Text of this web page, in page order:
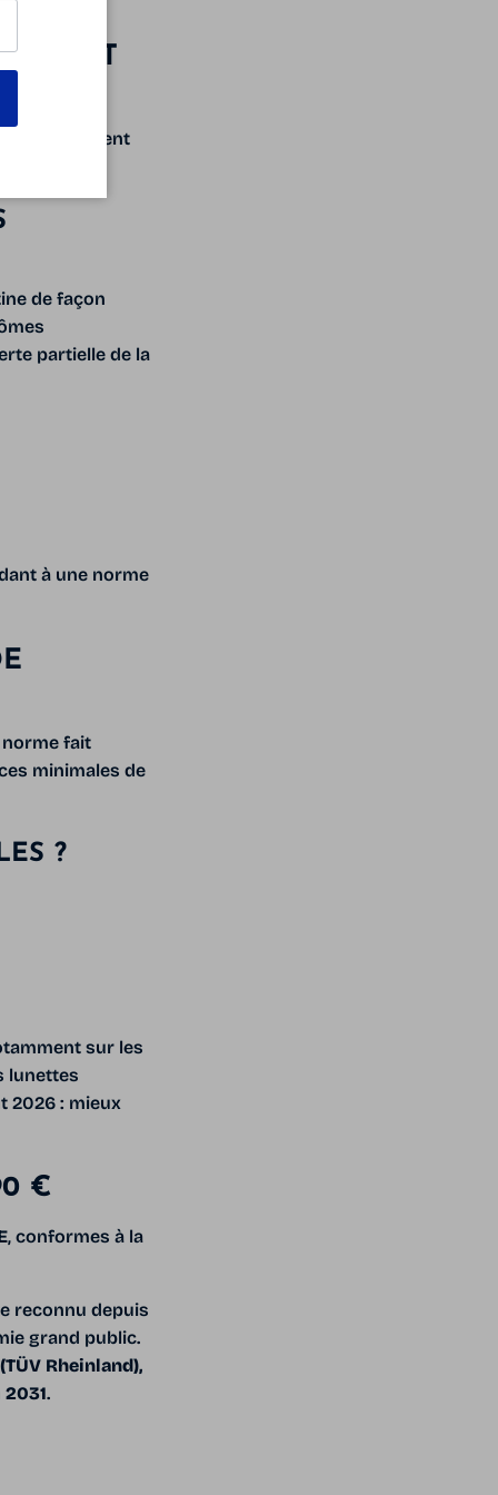
regardent
de façon
partielle de la
à une norme
norme fait
minimales de
?
sur les
lunettes
2026 : mieux
€
, conformes à la
reconnu depuis
grand public.
Rheinland),
2031.